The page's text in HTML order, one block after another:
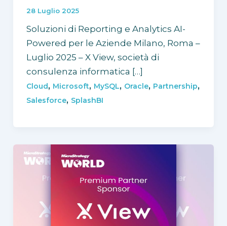
28 Luglio 2025
Soluzioni di Reporting e Analytics AI-
Powered per le Aziende Milano, Roma –
Luglio 2025 – X View, società di
consulenza informatica […]
Cloud, Microsoft, MySQL, Oracle, Partnership,
Salesforce, SplashBI